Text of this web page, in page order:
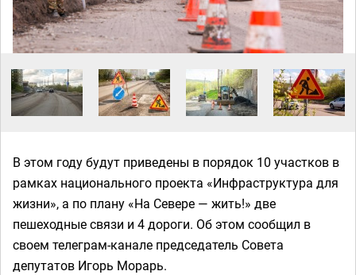
В этом году будут приведены в порядок 10 участков в
рамках национального проекта «Инфраструктура для
жизни», а по плану «На Севере — жить!» две
пешеходные связи и 4 дороги. Об этом сообщил в
своем телеграм-канале председатель Совета
депутатов Игорь Морарь.